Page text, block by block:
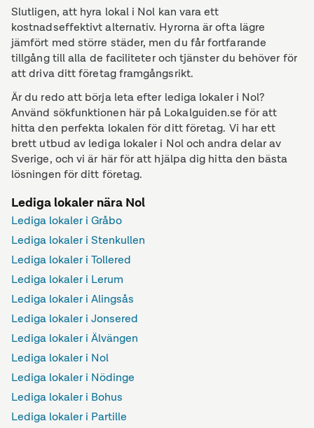
Slutligen, att hyra lokal i Nol kan vara ett
kostnadseffektivt alternativ. Hyrorna är ofta lägre
jämfört med större städer, men du får fortfarande
tillgång till alla de faciliteter och tjänster du behöver för
att driva ditt företag framgångsrikt.
Är du redo att börja leta efter lediga lokaler i Nol?
Använd sökfunktionen här på Lokalguiden.se för att
hitta den perfekta lokalen för ditt företag. Vi har ett
brett utbud av lediga lokaler i Nol och andra delar av
Sverige, och vi är här för att hjälpa dig hitta den bästa
lösningen för ditt företag.
Lediga lokaler nära Nol
Lediga lokaler i Gråbo
Lediga lokaler i Stenkullen
Lediga lokaler i Tollered
Lediga lokaler i Lerum
Lediga lokaler i Alingsås
Lediga lokaler i Jonsered
Lediga lokaler i Älvängen
Lediga lokaler i Nol
Lediga lokaler i Nödinge
Lediga lokaler i Bohus
Lediga lokaler i Partille